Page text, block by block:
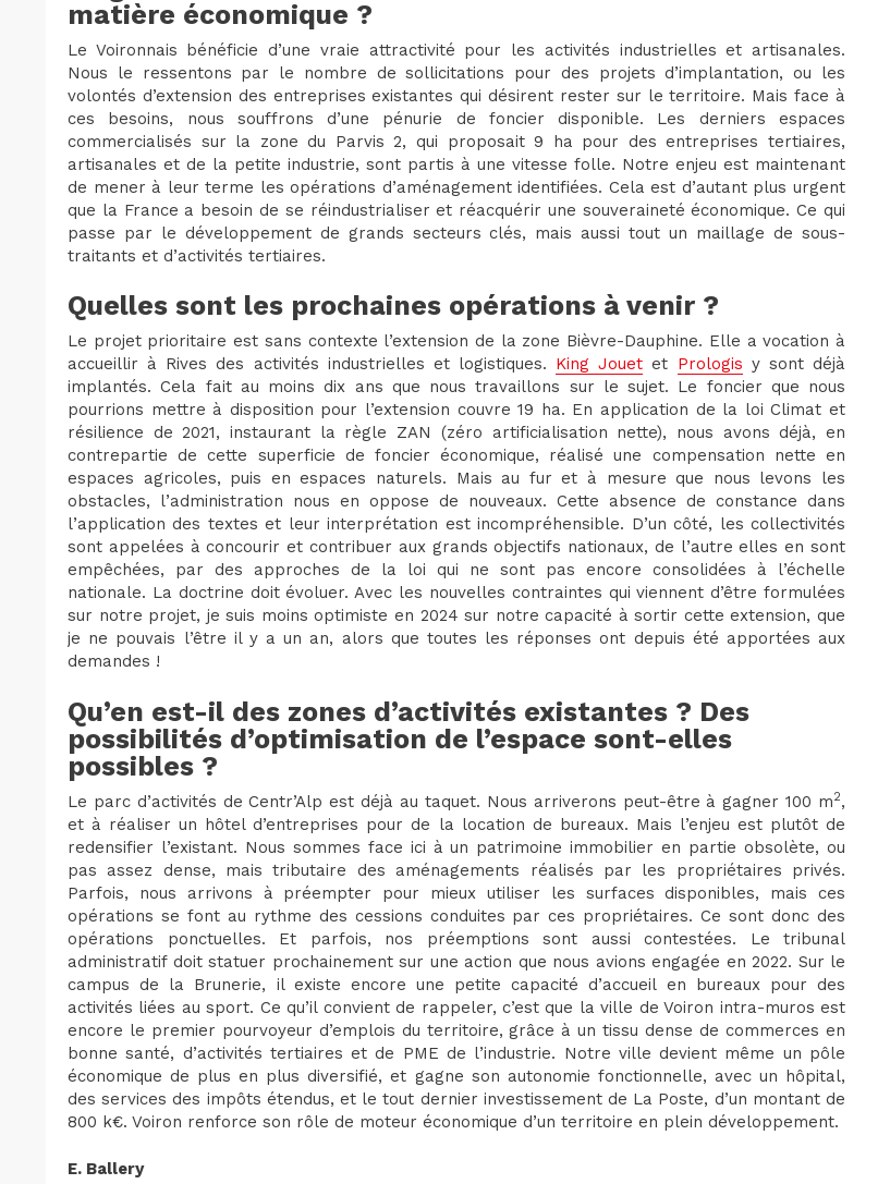
matière économique ?
Le Voironnais bénéficie d’une vraie attractivité pour les activités industrielles et artisanales.
Nous le ressentons par le nombre de sollicitations pour des projets d’implantation, ou les
volontés d’extension des entreprises existantes qui désirent rester sur le territoire. Mais face à
ces besoins, nous souffrons d’une pénurie de foncier disponible. Les derniers espaces
commercialisés sur la zone du Parvis 2, qui proposait 9 ha pour des entreprises tertiaires,
artisanales et de la petite industrie, sont partis à une vitesse folle. Notre enjeu est maintenant
de mener à leur terme les opérations d’aménagement identifiées. Cela est d’autant plus urgent
que la France a besoin de se réindustrialiser et réacquérir une souveraineté économique. Ce qui
passe par le développement de grands secteurs clés, mais aussi tout un maillage de sous-
traitants et d’activités tertiaires.
Quelles sont les prochaines opérations à venir ?
Le projet prioritaire est sans contexte l’extension de la zone Bièvre-Dauphine. Elle a vocation à
accueillir à Rives des activités industrielles et logistiques. King Jouet et Prologis y sont déjà
implantés. Cela fait au moins dix ans que nous travaillons sur le sujet. Le foncier que nous
pourrions mettre à disposition pour l’extension couvre 19 ha. En application de la loi Climat et
résilience de 2021, instaurant la règle ZAN (zéro artificialisation nette), nous avons déjà, en
contrepartie de cette superficie de foncier économique, réalisé une compensation nette en
espaces agricoles, puis en espaces naturels. Mais au fur et à mesure que nous levons les
obstacles, l’administration nous en oppose de nouveaux. Cette absence de constance dans
l’application des textes et leur interprétation est incompréhensible. D’un côté, les collectivités
sont appelées à concourir et contribuer aux grands objectifs nationaux, de l’autre elles en sont
empêchées, par des approches de la loi qui ne sont pas encore consolidées à l’échelle
nationale. La doctrine doit évoluer. Avec les nouvelles contraintes qui viennent d’être formulées
sur notre projet, je suis moins optimiste en 2024 sur notre capacité à sortir cette extension, que
je ne pouvais l’être il y a un an, alors que toutes les réponses ont depuis été apportées aux
demandes !
Qu’en est-il des zones d’activités existantes ? Des
possibilités d’optimisation de l’espace sont-elles
possibles ?
Le parc d’activités de Centr’Alp est déjà au taquet. Nous arriverons peut-être à gagner 100 m2,
et à réaliser un hôtel d’entreprises pour de la location de bureaux. Mais l’enjeu est plutôt de
redensifier l’existant. Nous sommes face ici à un patrimoine immobilier en partie obsolète, ou
pas assez dense, mais tributaire des aménagements réalisés par les propriétaires privés.
Parfois, nous arrivons à préempter pour mieux utiliser les surfaces disponibles, mais ces
opérations se font au rythme des cessions conduites par ces propriétaires. Ce sont donc des
opérations ponctuelles. Et parfois, nos préemptions sont aussi contestées. Le tribunal
administratif doit statuer prochainement sur une action que nous avions engagée en 2022. Sur le
campus de la Brunerie, il existe encore une petite capacité d’accueil en bureaux pour des
activités liées au sport. Ce qu’il convient de rappeler, c’est que la ville de Voiron intra-muros est
encore le premier pourvoyeur d’emplois du territoire, grâce à un tissu dense de commerces en
bonne santé, d’activités tertiaires et de PME de l’industrie. Notre ville devient même un pôle
économique de plus en plus diversifié, et gagne son autonomie fonctionnelle, avec un hôpital,
des services des impôts étendus, et le tout dernier investissement de La Poste, d’un montant de
800 k€. Voiron renforce son rôle de moteur économique d’un territoire en plein développement.
E. Ballery